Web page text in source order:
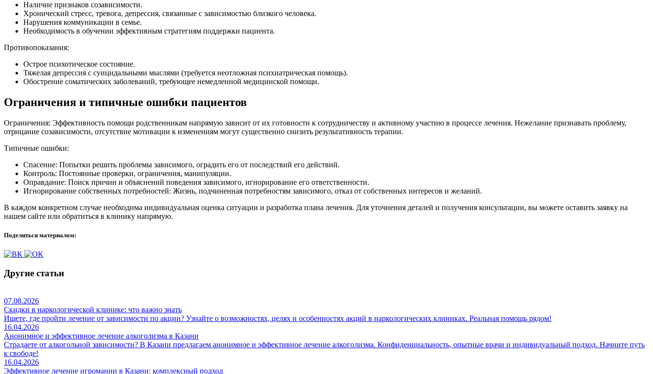
Наличие признаков созависимости.
Хронический стресс, тревога, депрессия, связанные с зависимостью близкого человека.
Нарушения коммуникации в семье.
Необходимость в обучении эффективным стратегиям поддержки пациента.
Противопоказания:
Острое психотическое состояние.
Тяжелая депрессия с суицидальными мыслями (требуется неотложная психиатрическая помощь).
Обострение соматических заболеваний, требующее немедленной медицинской помощи.
Ограничения и типичные ошибки пациентов
Ограничения: Эффективность помощи родственникам напрямую зависит от их готовности к сотрудничеству и активному участию в процессе лечения. Нежелание признавать проблему,
отрицание созависимости, отсутствие мотивации к изменениям могут существенно снизить результативность терапии.
Типичные ошибки:
Спасение: Попытки решить проблемы зависимого, оградить его от последствий его действий.
Контроль: Постоянные проверки, ограничения, манипуляции.
Оправдание: Поиск причин и объяснений поведения зависимого, игнорирование его ответственности.
Игнорирование собственных потребностей: Жизнь, подчиненная потребностям зависимого, отказ от собственных интересов и желаний.
В каждом конкретном случае необходима индивидуальная оценка ситуации и разработка плана лечения. Для уточнения деталей и получения консультации, вы можете оставить заявку на
нашем сайте или обратиться в клинику напрямую.
Поделиться материалом:
Другие статьи
07.08.2026
Скидки в наркологической клинике: что важно знать
Ищете, где пройти лечение от зависимости по акции? Узнайте о возможностях, целях и особенностях акций в наркологических клиниках. Реальная помощь рядом!
16.04.2026
Анонимное и эффективное лечение алкоголизма в Казани
Страдаете от алкогольной зависимости? В Казани предлагаем анонимное и эффективное лечение алкоголизма. Конфиденциальность, опытные врачи и индивидуальный подход. Начните путь
к свободе!
16.04.2026
Эффективное лечение игромании в Казани: комплексный подход